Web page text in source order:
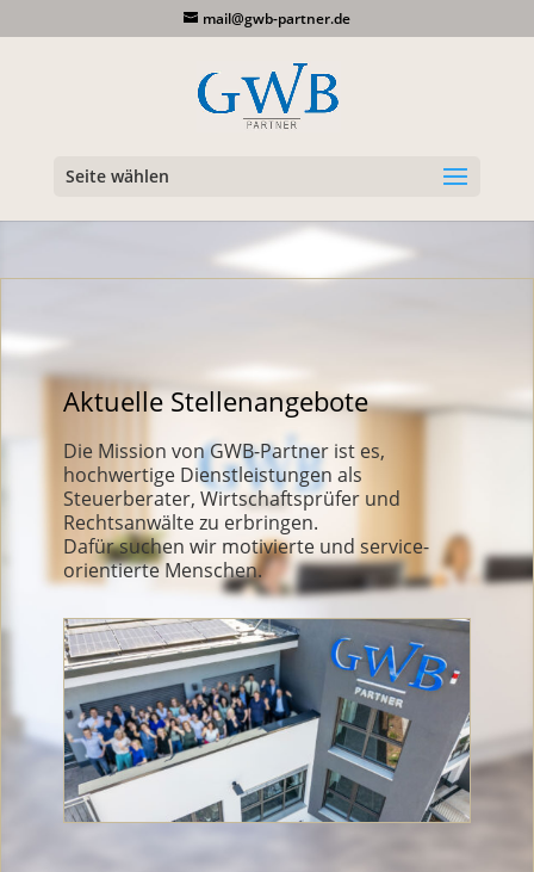
mail@gwb-partner.de
Seite wählen
Aktuelle Stellenangebote
Die Mission von GWB-Partner ist es,
hochwertige Dienstleistungen als
Steuerberater, Wirtschaftsprüfer und
Rechtsanwälte zu erbringen.
Dafür suchen wir motivierte und service-
orientierte Menschen.